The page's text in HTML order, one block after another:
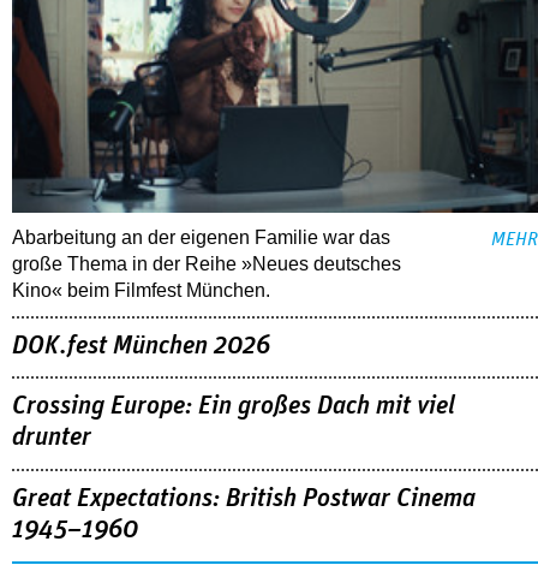
Abarbeitung an der eigenen Familie war das
große Thema in der Reihe »Neues deutsches
Kino« beim Filmfest München.
MEHR
DOK.fest München 2026
Crossing Europe: Ein großes Dach mit viel
drunter
Great Expectations: British Postwar Cinema
1945–1960
ALLE FESTIVALBERICHTE
03.08.2026
Interview mit Sandra Wollner